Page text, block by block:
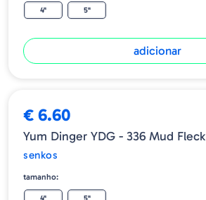
4" 5"
adicionar
€ 6.60
Yum Dinger YDG - 336 Mud Fleck
senkos
tamanho: